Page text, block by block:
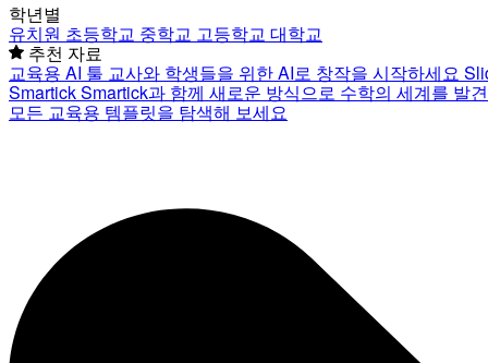
학년별
유치원 초등학교 중학교 고등학교 대학교
추천 자료
교육용 AI 툴 교사와 학생들을 위한 AI로 창작을 시작하세요
SmartickSmartick과 함께 새로운 방식으로 수학의 세계를 발
모든 교육용 템플릿을 탐색해 보세요